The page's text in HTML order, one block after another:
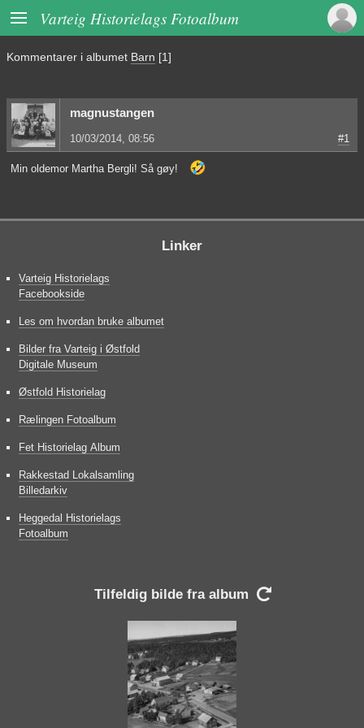
 Varteig Historielags Fotoalbum
Kommentarer i albumet Barn [1]
magnustangen
10/03/2014, 08:56 #1
Min oldemor Martha Bergli! Så gøy! 🤣
Linker
Varteig Historielags
Facebookside
Les om hvordan bruke albumet
Bilder fra Varteig i Østfold
Digitale Museum
Østfold Historielag
Rælingen Fotoalbum
Fet Historielag Album
Rakkestad Lokalsamling
Billedarkiv
Heggedal Historielags
Fotoalbum
Tilfeldig bilde fra album 